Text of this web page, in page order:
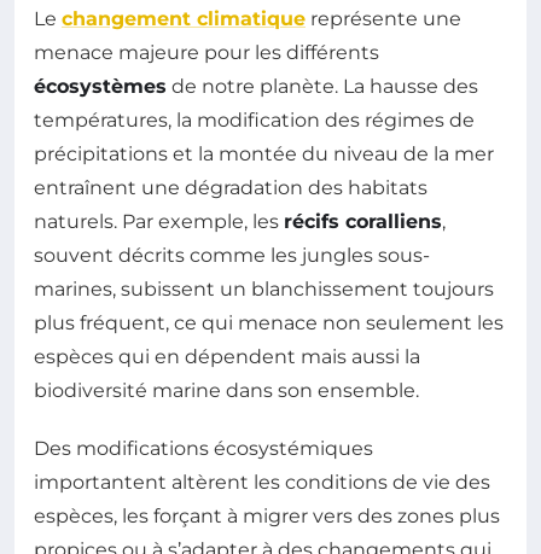
Le changement climatique représente une
menace majeure pour les différents
écosystèmes de notre planète. La hausse des
températures, la modification des régimes de
précipitations et la montée du niveau de la mer
entraînent une dégradation des habitats
naturels. Par exemple, les récifs coralliens,
souvent décrits comme les jungles sous-
marines, subissent un blanchissement toujours
plus fréquent, ce qui menace non seulement les
espèces qui en dépendent mais aussi la
biodiversité marine dans son ensemble.
Des modifications écosystémiques
importantent altèrent les conditions de vie des
espèces, les forçant à migrer vers des zones plus